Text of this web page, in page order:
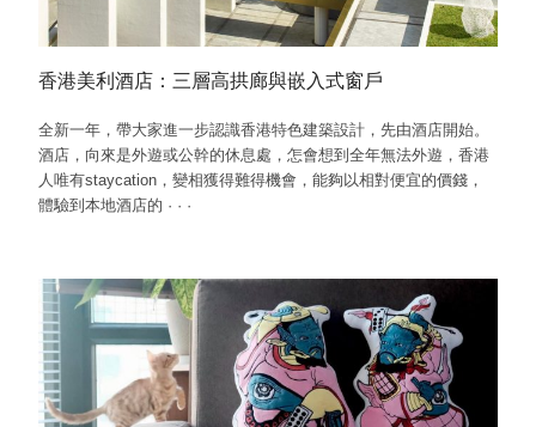
香港美利酒店：三層高拱廊與嵌入式窗戶
全新一年，帶大家進一步認識香港特色建築設計，先由酒店開始。
酒店，向來是外遊或公幹的休息處，怎會想到全年無法外遊，香港
人唯有staycation，變相獲得難得機會，能夠以相對便宜的價錢，
體驗到本地酒店的 · · ·